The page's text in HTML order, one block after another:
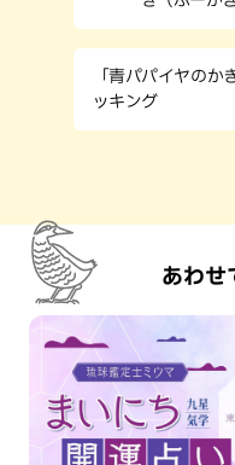
「青パパイヤのか
ッキング
あわせ